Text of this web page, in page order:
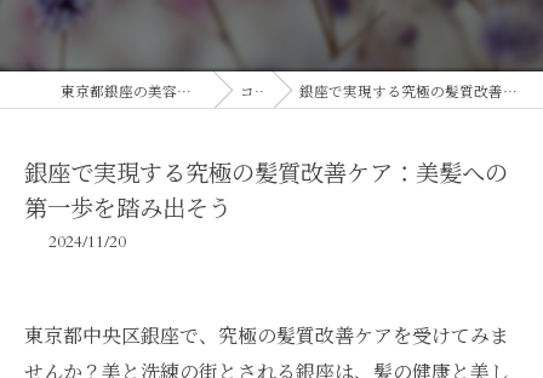
東京都銀座の美容室ならWISTERIA PLUS 1 コラム 銀座で実現する究極の髪質改善ケア：美髪への第一歩を踏み出そう
銀座で実現する究極の髪質改善ケア：美髪への
第一歩を踏み出そう
2024/11/20
東京都中央区銀座で、究極の髪質改善ケアを受けてみま
せんか？美と洗練の街とされる銀座は、髪の健康と美し